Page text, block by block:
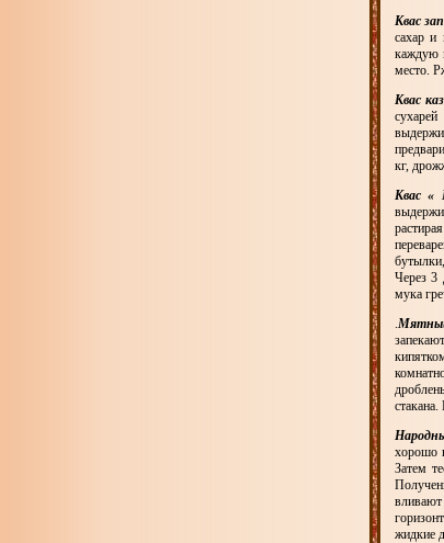
Квас
сахар и
каждую
место.
Квас
кг,
Квас «
Через 3
мука
.
хорошо
Затем
жидкие